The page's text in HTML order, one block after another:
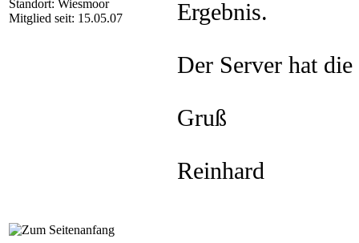
Standort: Wiesmoor
Mitglied seit: 15.05.07
Ergebnis.
Der Server hat
Gruß
Reinhard